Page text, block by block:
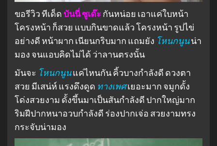
ขอรีวิว ทีเด็ดบันนี่ ซูเด๊ะ กันหน่อย เอาแค่ใบหน้า
โครงหน้า ก็สวย แบบกินขาดแล้ว โครงหน้า รูปไข่
อย่างดี หน้าผาก เนียนกริบมาก แถมยัง โหนกนูนน่า
มอง จนแอบคิดไม่ได้ ว่าลานตรงนั้น
มันจะ โหนกนูนแค่ไหนกัน คิ้วบางกำลังดี ดวงตา
สวย มีเสน่ห์ แรงดึงดูด ทางเพศเยอะมาก จมูกดั้ง
โด่งสวยงาม ดั้งขึ้นมาเป็นสันกำลังดี ปากใหญ่มาก
ริมฝีปากหนาอวบกำลังดี ร่องปากเจ่อ สวยงามทรง
กระจับน่ามอง